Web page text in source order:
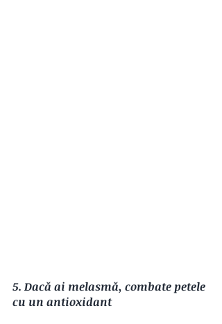
5. Dacă ai melasmă, combate petele
cu un antioxidant